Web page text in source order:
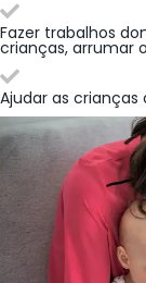
Fazer trabalhos
crianças, arrumar
Ajudar as